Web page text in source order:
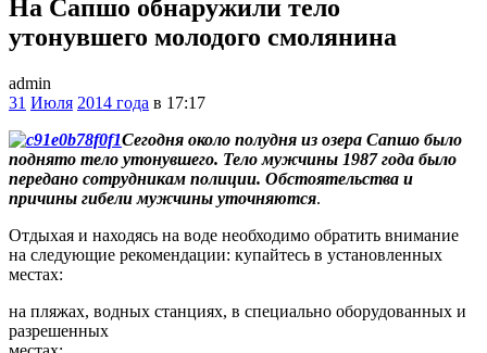
На Сапшо обнаружили тело
утонувшего молодого смолянина
admin
31 Июля 2014 года в 17:17
Сегодня около полудня из озера Сапшо было
поднято тело утонувшего. Тело мужчины 1987 года было
передано сотрудникам полиции. Обстоятельства и
причины гибели мужчины уточняются.
Отдыхая и находясь на воде необходимо обратить внимание
на следующие рекомендации: купайтесь в установленных
местах:
на пляжах, водных станциях, в специально оборудованных и
разрешенных